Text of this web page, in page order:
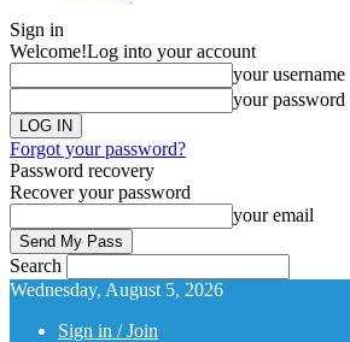
Sign in
Welcome!Log into your account
your username
your password
Forgot your password?
Password recovery
Recover your password
your email
Search
Wednesday, August 5, 2026
Sign in / Join